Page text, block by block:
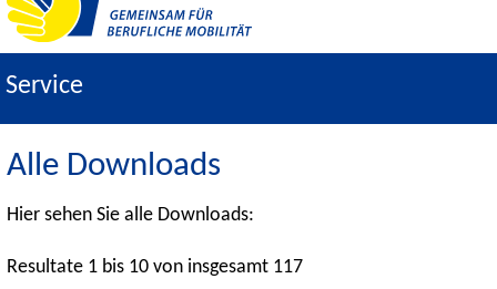
Service
Alle Downloads
Hier sehen Sie alle Downloads:
Resultate 1 bis 10 von insgesamt 117